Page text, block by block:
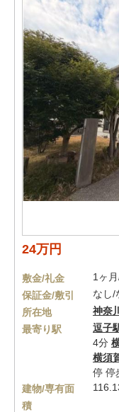
24万円
敷金/礼金
1ヶ
保証金/敷引
なし/
所在地
神奈
最寄り駅
逗子
4分
横須
停 停
建物/専有面
積